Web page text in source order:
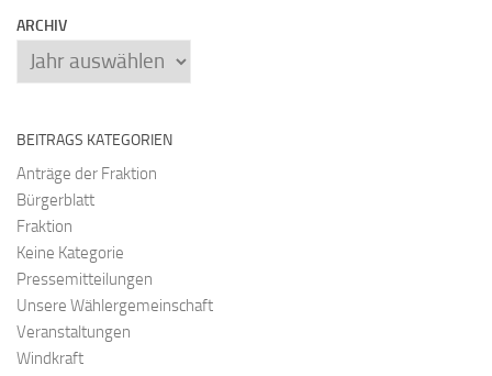
ARCHIV
Archiv
BEITRAGS KATEGORIEN
Anträge der Fraktion
Bürgerblatt
Fraktion
Keine Kategorie
Pressemitteilungen
Unsere Wählergemeinschaft
Veranstaltungen
Windkraft